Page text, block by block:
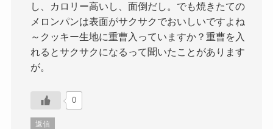
し、カロリー高いし、面倒だし。でも焼きたての
メロンパンは表面がサクサクでおいしいですよね
～クッキー生地に重曹入っていますか？重曹を入
れるとサクサクになるって聞いたことがあります
が。
0
返信